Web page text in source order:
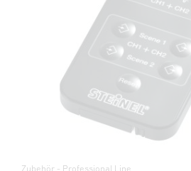
Zubehör - Professional Line